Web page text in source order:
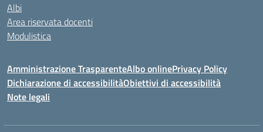
Albi
Area riservata docenti
Modulistica
Amministrazione TrasparenteAlbo onlinePrivacy Policy
Dichiarazione di accessibilitàObiettivi di accessibilità
Note legali